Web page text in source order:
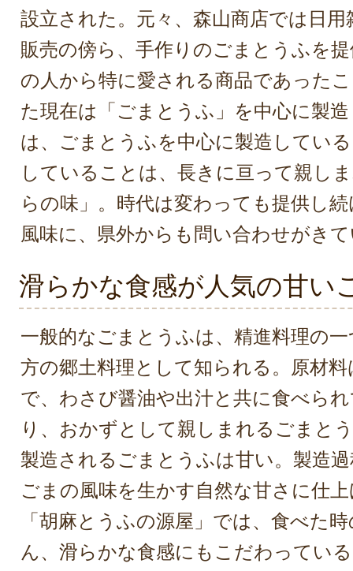
設立された。元々、森山商店では日
販売の傍ら、手作りのごまとうふを
の人から特に愛される商品であった
た現在は「ごまとうふ」を中心に製
は、ごまとうふを中心に製造してい
していることは、長きに亘って親し
らの味」。時代は変わっても提供し
風味に、県外からも問い合わせがき
滑らかな食感が人気の甘い
一般的なごまとうふは、精進料理の
方の郷土料理として知られる。原材
で、わさび醤油や出汁と共に食べら
り、おかずとして親しまれるごまと
製造されるごまとうふは甘い。製造
ごまの風味を生かす自然な甘さに仕
「胡麻とうふの源屋」では、食べた
ん、滑らかな食感にもこだわってい